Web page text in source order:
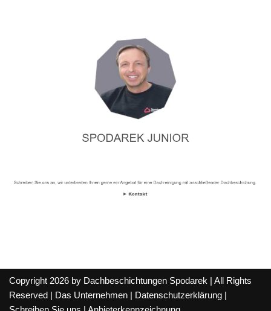
Copyright 2026 by Dachbeschichtungen Spodarek | All Rights
Reserved |
Das Unternehmen Datenschutzerklärung